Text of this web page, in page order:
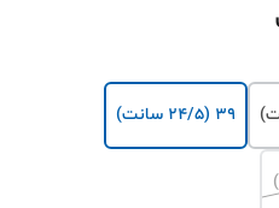
۳۹ (۲۴/۵ سانت)